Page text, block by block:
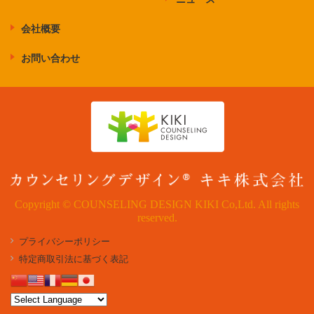
会社概要
お問い合わせ
Copyright © COUNSELING DESIGN KIKI Co,Ltd. All rights
reserved.
プライバシーポリシー
特定商取引法に基づく表記